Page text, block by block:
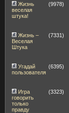
Жизнь
веселая
штука!
(9978)
Жизнь –
Веселая
Штука
(7331)
Угадай
пользователя
(6395)
Игра
говорить
только
правду
(3323)